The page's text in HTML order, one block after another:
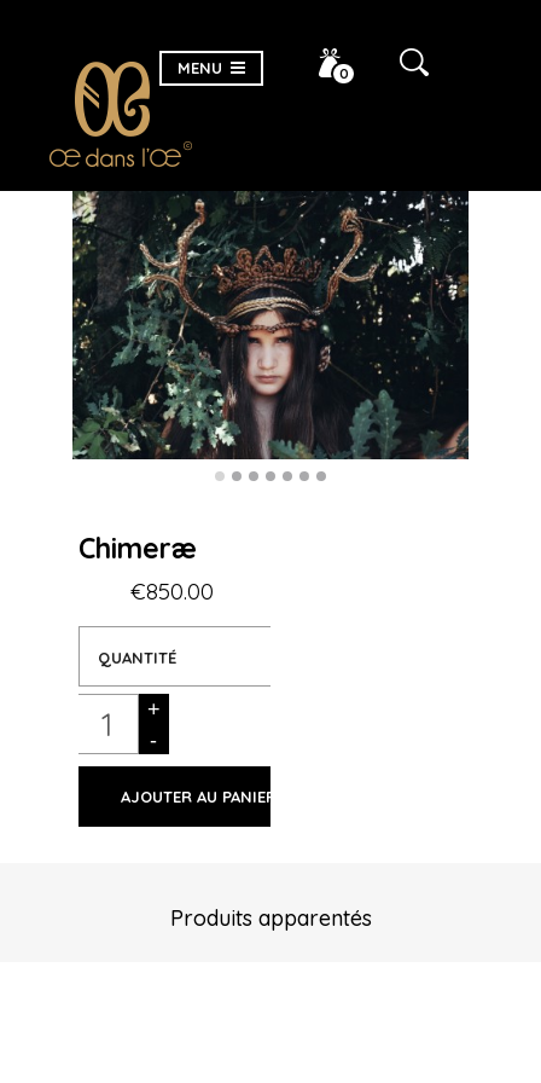
MENU 0
Chimeræ
€850.00
QUANTITÉ
AJOUTER AU PANIER
Produits apparentés